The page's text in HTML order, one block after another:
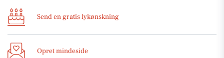
Send en gratis lykønskning
Opret mindeside